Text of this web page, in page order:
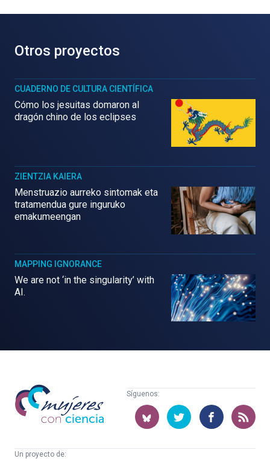
Otros proyectos
CUADERNO DE CULTURA CIENTÍFICA
Cómo los jesuitas domaron al
dragón chino de los eclipses
ZIENTZIA KAIERA
Menstruazio aurreko sintomak eta
tratamendua gure inguruko
emakumeengan
MAPPING IGNORANCE
We are not ‘in the singularity’ with
AI.
Mujeres
con
ciencia
Síguenos:
Un proyecto de: